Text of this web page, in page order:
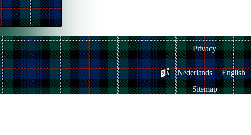
Privacy
Nederlands
English
Sitemap